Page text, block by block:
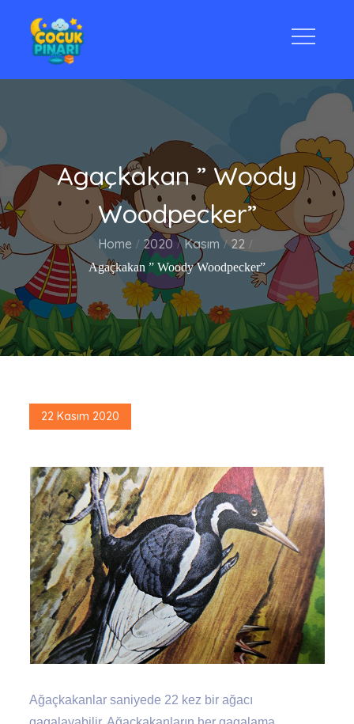
content
Çocuk Pınarı
Agaçkakan ” Woody
Woodpecker”
Home 2020 Kasım 22
Agaçkakan ” Woody Woodpecker”
Posted
22 Kasım 2020
Ağaçkakanlar saniyede 22 kez bir ağacı